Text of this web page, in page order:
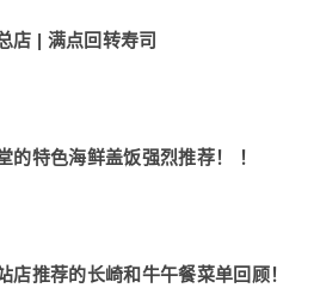
店 | 满点回转寿司
的特色海鲜盖饭强烈推荐！ ！
店推荐的长崎和牛午餐菜单回顾！